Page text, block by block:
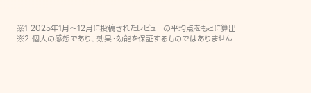
※1 2025年1月〜12月に投稿されたレビューの平均点をもとに算出
※2 個人の感想であり、効果・効能を保証するものではありません